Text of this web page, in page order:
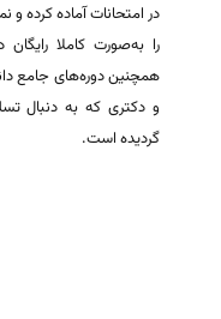
در امتحانات آماده‌ کرده
را به‌صورت کاملا
همچنین دوره‌های جامع
و دکتری که به دنبال
گردیده است.